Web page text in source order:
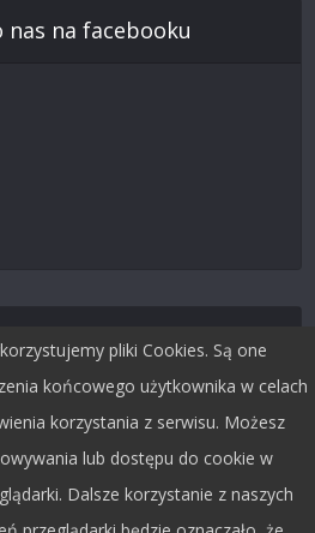
nas na facebooku
na Twitterzepliki Cookies. Są one
końcowego użytkownika w celach
korzystania z serwisu. Możesz
lub dostępu do cookie w
Dalsze korzystanie z naszych